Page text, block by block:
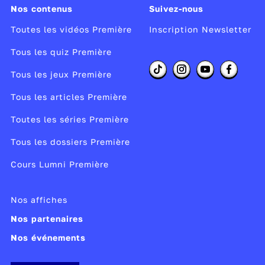
observing the form - and try to work out what
Réalisateur :
Didier Fraisse
France tv studio
Année de copyright :
Année de production :
Publié le 29/04/20
Nos contenus
Toutes les vidéos Première
Tous les quiz Première
Tous les jeux Première
Tous les articles Première
Toutes les séries Première
Tous les dossiers Première
Cours Lumni Première
Suivez-nous
Inscription Newsletter
Nos affiches
Nos partenaires
Nos événements